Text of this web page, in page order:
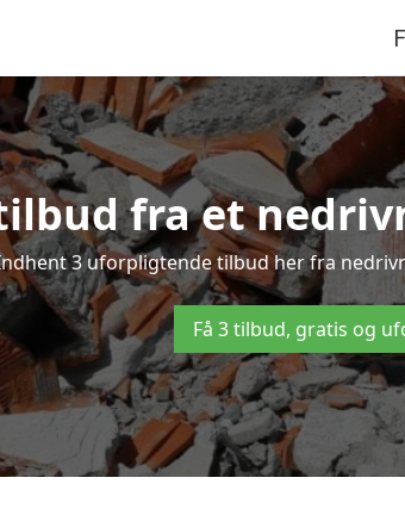
fra et
3 uforpligtende tilbud her fra
Få 3 tilbud, gratis og